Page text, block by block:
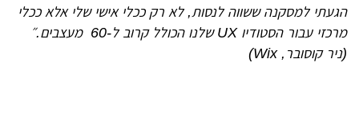
הגעתי למסקנה ששווה לנסות, לא רק ככלי אישי שלי אלא ככלי
מרכזי עבור הסטודיו UX שלנו הכולל קרוב ל-60 מעצבים.״
(ניר קוסובר, Wix)